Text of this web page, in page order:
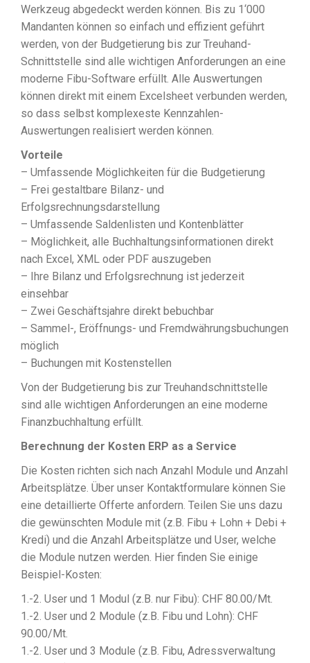
Werkzeug abgedeckt werden können. Bis zu 1‘000
Mandanten können so einfach und effizient geführt
werden, von der Budgetierung bis zur Treuhand-
Schnittstelle sind alle wichtigen Anforderungen an eine
moderne Fibu-Software erfüllt. Alle Auswertungen
können direkt mit einem Excelsheet verbunden werden,
so dass selbst komplexeste Kennzahlen-
Auswertungen realisiert werden können.
Vorteile
– Umfassende Möglichkeiten für die Budgetierung
– Frei gestaltbare Bilanz- und
Erfolgsrechnungsdarstellung
– Umfassende Saldenlisten und Kontenblätter
– Möglichkeit, alle Buchhaltungsinformationen direkt
nach Excel, XML oder PDF auszugeben
– Ihre Bilanz und Erfolgsrechnung ist jederzeit
einsehbar
– Zwei Geschäftsjahre direkt bebuchbar
– Sammel-, Eröffnungs- und Fremdwährungsbuchungen
möglich
– Buchungen mit Kostenstellen
Von der Budgetierung bis zur Treuhandschnittstelle
sind alle wichtigen Anforderungen an eine moderne
Finanzbuchhaltung erfüllt.
Berechnung der Kosten ERP as a Service
Die Kosten richten sich nach Anzahl Module und Anzahl
Arbeitsplätze. Über unser Kontaktformulare können Sie
eine detaillierte Offerte anfordern. Teilen Sie uns dazu
die gewünschten Module mit (z.B. Fibu + Lohn + Debi +
Kredi) und die Anzahl Arbeitsplätze und User, welche
die Module nutzen werden. Hier finden Sie einige
Beispiel-Kosten:
1.-2. User und 1 Modul (z.B. nur Fibu): CHF 80.00/Mt.
1.-2. User und 2 Module (z.B. Fibu und Lohn): CHF
90.00/Mt.
1.-2. User und 3 Module (z.B. Fibu, Adressverwaltung